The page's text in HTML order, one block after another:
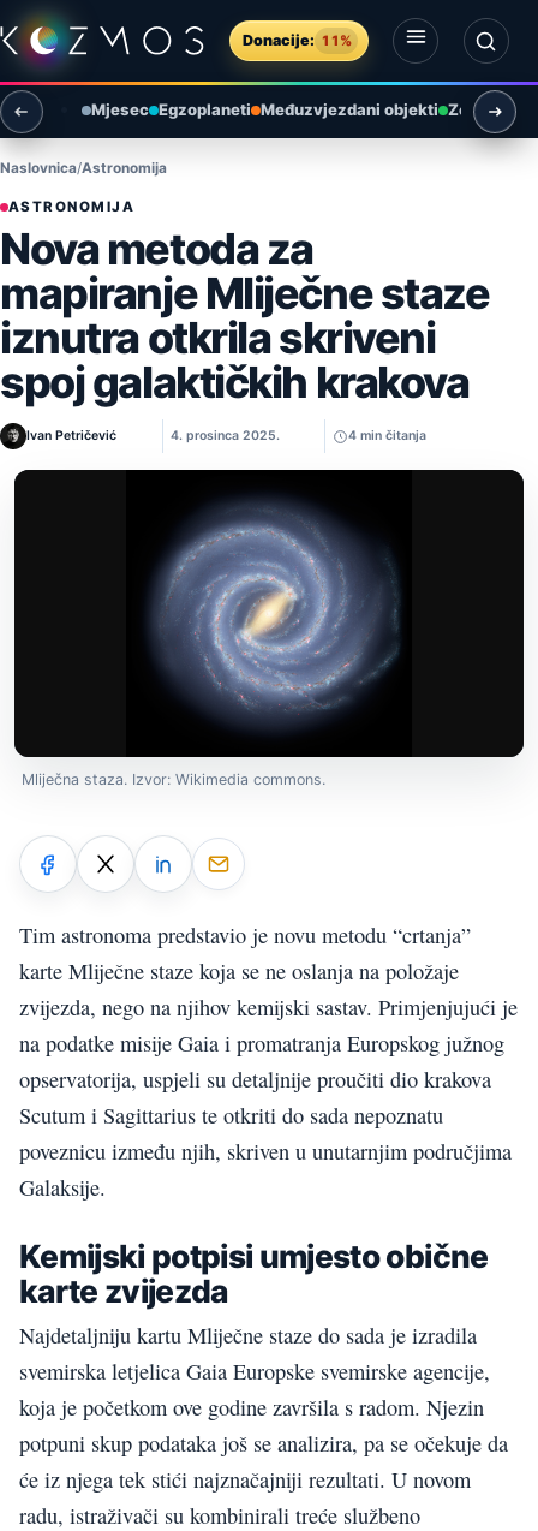
Preskoči na sadržaj
Donacije: 11%
Otvori izbornik
Otvori pretragu
Mjesec Egzoplaneti Međuzvjezdani objekti Zemlja i
Naslovnica Astronomija
ASTRONOMIJA
Nova metoda za
mapiranje Mliječne staze
iznutra otkrila skriveni
spoj galaktičkih krakova
Ivan Petričević 4. prosinca 2025. 4 min čitanja
Mliječna staza. Izvor: Wikimedia commons.
Tim astronoma predstavio je novu metodu “crtanja”
karte Mliječne staze koja se ne oslanja na položaje
zvijezda, nego na njihov kemijski sastav. Primjenjujući je
na podatke misije Gaia i promatranja Europskog južnog
opservatorija, uspjeli su detaljnije proučiti dio krakova
Scutum i Sagittarius te otkriti do sada nepoznatu
poveznicu između njih, skriven u unutarnjim područjima
Galaksije.
Kemijski potpisi umjesto obične
karte zvijezda
Najdetaljniju kartu Mliječne staze do sada je izradila
svemirska letjelica Gaia Europske svemirske agencije,
koja je početkom ove godine završila s radom. Njezin
potpuni skup podataka još se analizira, pa se očekuje da
će iz njega tek stići najznačajniji rezultati. U novom
radu, istraživači su kombinirali treće službeno